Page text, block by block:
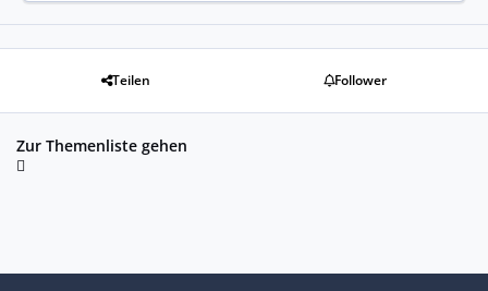
Teilen Follower
Zur Themenliste gehen